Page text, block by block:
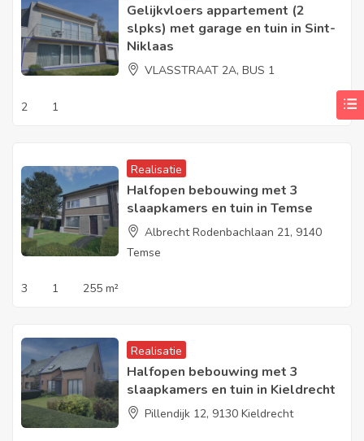
Gelijkvloers appartement (2
slpks) met garage en tuin in Sint-
Niklaas
VLASSTRAAT 2A, BUS 1
2 1
Realisatie
Halfopen bebouwing met 3
slaapkamers en tuin in Temse
Albrecht Rodenbachlaan 21, 9140
Temse
3 1 255 m²
Realisatie
Halfopen bebouwing met 3
slaapkamers en tuin in Kieldrecht
Pillendijk 12, 9130 Kieldrecht